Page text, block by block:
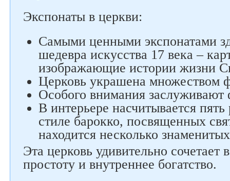
Экспонаты в церкви:
Самыми ценными экспонатами
шедевра искусства 17 века –
изображающие истории жизни
Церковь украшена множеством
Особого внимания
В интерьере насчитывается
стиле барокко, посвященных
находится несколько
Эта церковь удивительно
простоту и внутреннее богатство.